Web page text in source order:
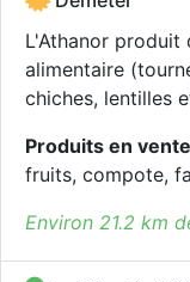
L'Athanor produit
alimentaire
chiches, lentilles
Produits en vente
fruits, compote,
Environ 21.2 km